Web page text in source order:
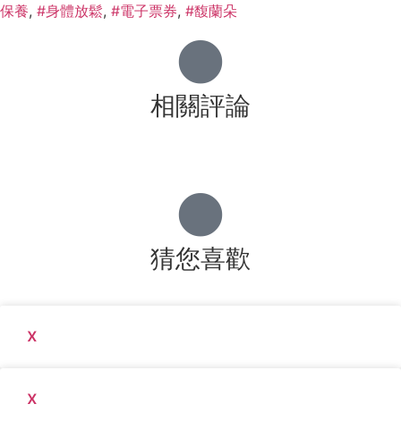
保養, #身體放鬆, #電子票券, #馥蘭朵
相關評論
猜您喜歡
x
x